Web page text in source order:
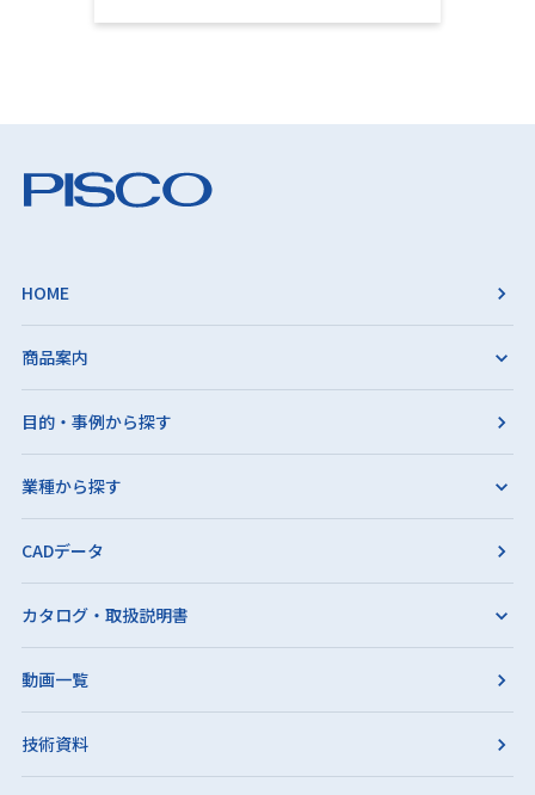
HOME
商品案内
目的・事例から探す
業種から探す
CADデータ
カタログ・取扱説明書
動画一覧
技術資料